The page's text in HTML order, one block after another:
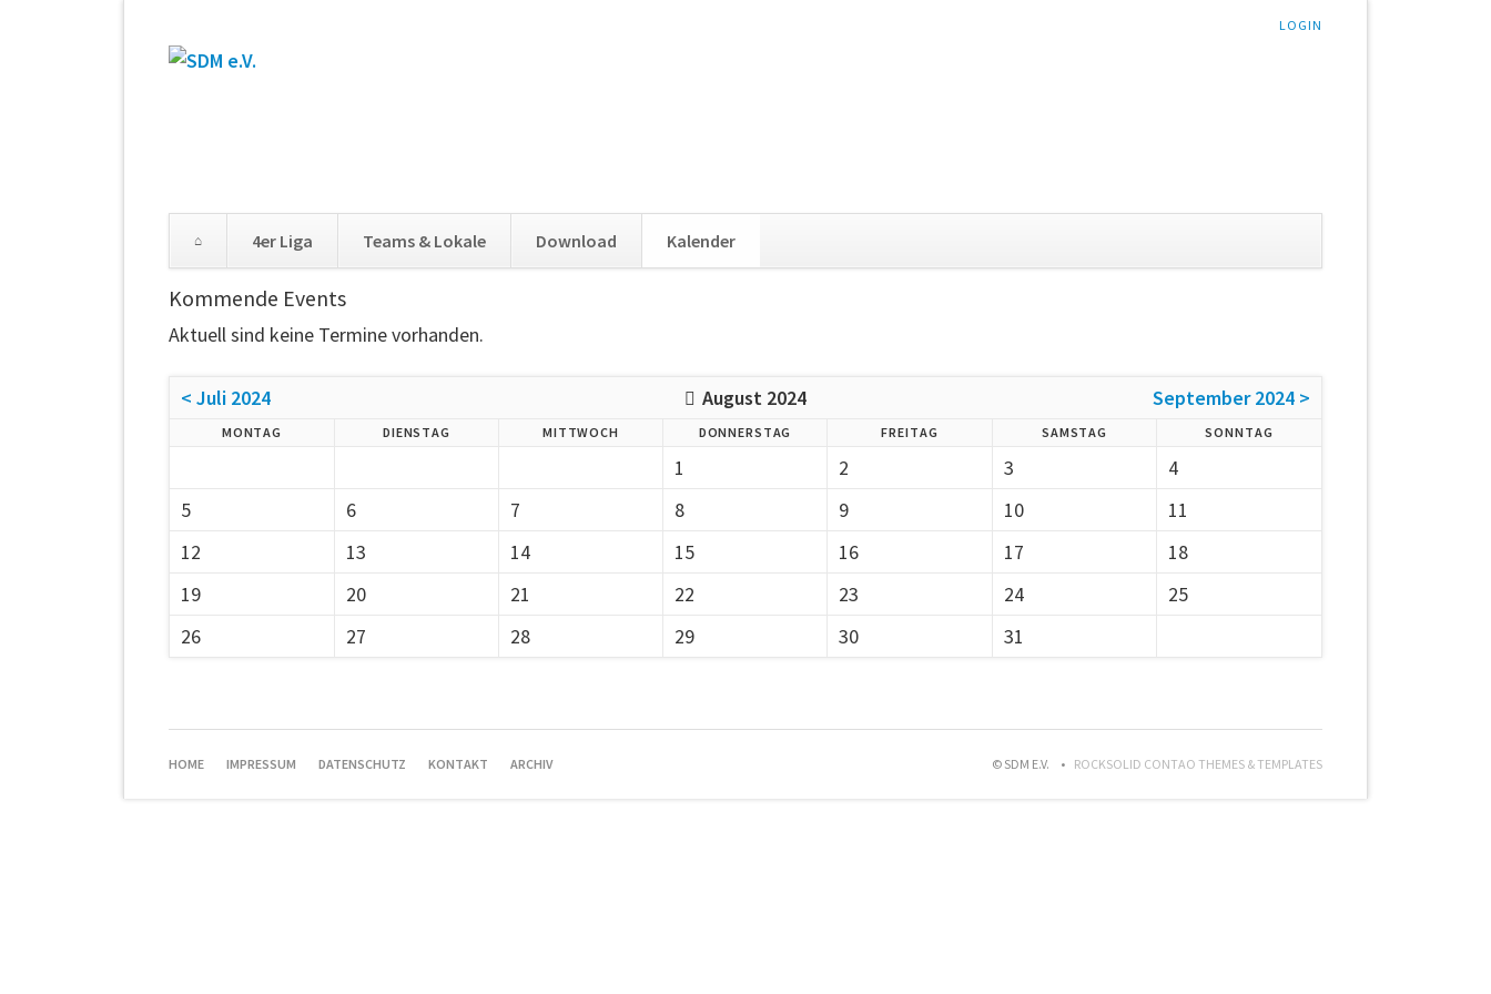
LOGIN
4er Liga Teams & Lokale Download Kalender
Kommende Events
Aktuell sind keine Termine vorhanden.
< Juli 2024 August 2024 September 2024 >
MONTAG DIENSTAG MITTWOCH DONNERSTAG FREITAG SAMSTAG SONNTAG
1 2 3
4
5
6 7 8 9 10
11
12
13 14 15 16 17
18
19
20 21 22 23 24
25
26
27 28 29 30 31
HOME IMPRESSUM DATENSCHUTZ KONTAKT ARCHIV © SDM E.V. ROCKSOLID CONTAO THEMES & TEMPLATES